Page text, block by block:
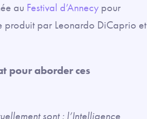
au Festival d’Annecy pour
par Leonardo DiCaprio et
pour aborder ces
sont : l’Intelligence